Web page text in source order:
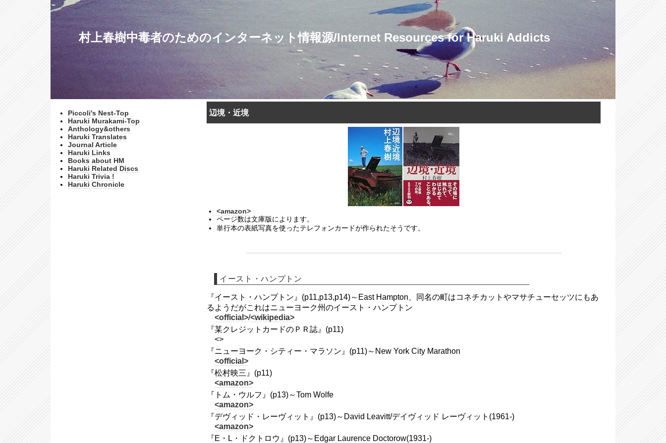
村上春樹中毒者のためのインターネット情報源/Internet Resources for Haruki Addicts
Piccoli's Nest-Top
Haruki Murakami-Top
Anthology&others
Haruki Translates
Journal Article
Haruki Links
Books about HM
Haruki Related Discs
Haruki Trivia !
Haruki Chronicle
辺境・近境
<amazon>
ページ数は文庫版によります。
単行本の表紙写真を使ったテレフォンカードが作られたそうです。
イースト・ハンプトン
『イースト・ハンプトン』(p11,p13,p14)～East Hampton、同名の町はコネチカットやマサチューセッツにもあ
るようだがこれはニューヨーク州のイースト・ハンプトン
<official>/<wikipedia>
『某クレジットカードのＰＲ誌』(p11)
<>
『ニューヨーク・シティー・マラソン』(p11)～New York City Marathon
<official>
『松村映三』(p11)
<amazon>
『トム・ウルフ』(p13)～Tom Wolfe
<amazon>
『デヴィッド・レーヴィット』(p13)～David Leavitt/デイヴィッド レーヴィット(1961-)
<amazon>
『E・L・ドクトロウ』(p13)～Edgar Laurence Doctorow(1931-)